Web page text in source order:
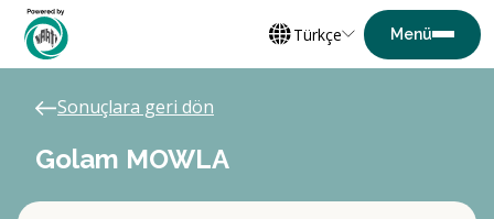
Türkçe
Sonuçlara geri dön
Golam MOWLA